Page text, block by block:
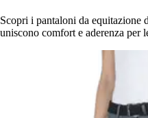
Scopri i pantaloni da equitazione
uniscono comfort e aderenza per